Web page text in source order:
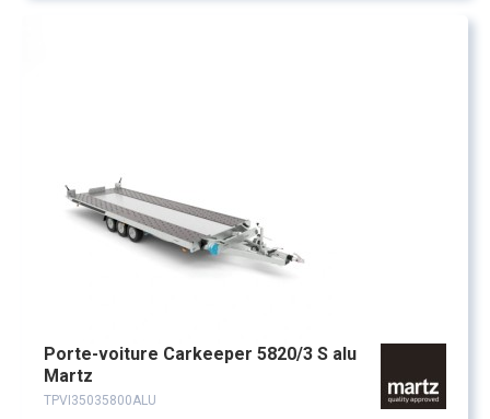
Porte-voiture Carkeeper 5820/3 S alu
Martz
TPVI35035800ALU